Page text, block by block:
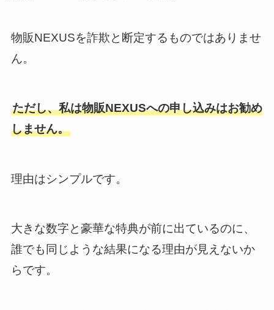
物販NEXUSを詐欺と断定するものではありませ
ん。
ただし、私は物販NEXUSへの申し込みはお勧め
しません。
理由はシンプルです。
大きな数字と豪華な特典が前に出ているのに、
誰でも同じような結果になる理由が見えないか
らです。